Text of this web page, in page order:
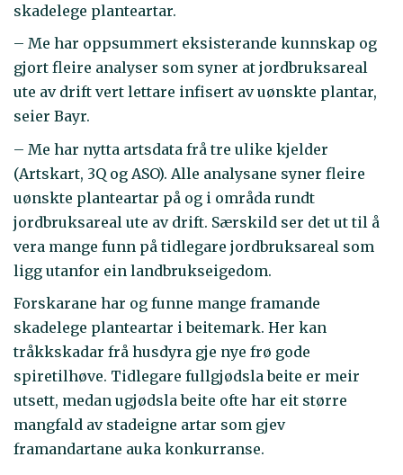
skadelege planteartar.
– Me har oppsummert eksisterande kunnskap og
gjort fleire analyser som syner at jordbruksareal
ute av drift vert lettare infisert av uønskte plantar,
seier Bayr.
– Me har nytta artsdata frå tre ulike kjelder
(Artskart, 3Q og ASO). Alle analysane syner fleire
uønskte planteartar på og i områda rundt
jordbruksareal ute av drift. Særskild ser det ut til å
vera mange funn på tidlegare jordbruksareal som
ligg utanfor ein landbrukseigedom.
Forskarane har og funne mange framande
skadelege planteartar i beitemark. Her kan
tråkkskadar frå husdyra gje nye frø gode
spiretilhøve. Tidlegare fullgjødsla beite er meir
utsett, medan ugjødsla beite ofte har eit større
mangfald av stadeigne artar som gjev
framandartane auka konkurranse.